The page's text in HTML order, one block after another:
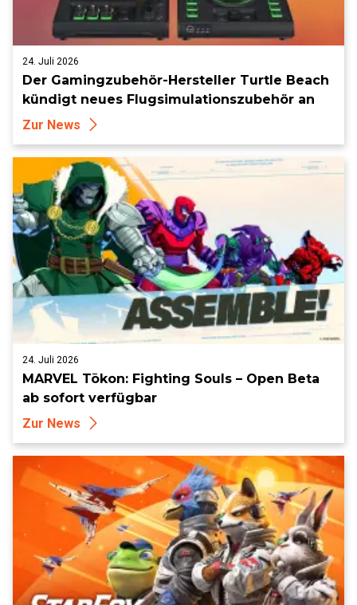
24. Juli 2026
Der Gamingzubehör-Hersteller Turtle Beach
kündigt neues Flugsimulationszubehör an
Zur News
24. Juli 2026
MARVEL Tōkon: Fighting Souls – Open Beta
ab sofort verfügbar
Zur News